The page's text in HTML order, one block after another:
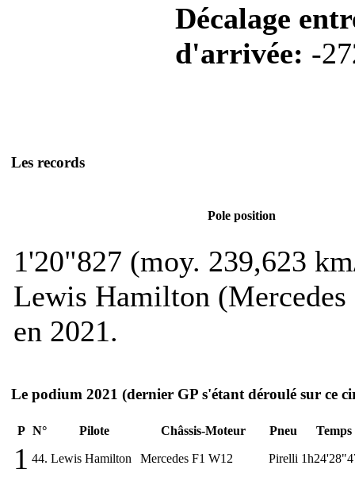
Décalage
d'arrivée: -
Les records
Pole position
1'20"827 (moy. 239,623
Lewis Hamilton (Mercedes
en 2021.
Le podium 2021 (dernier GP s'étant déroulé sur ce
P N° Pilote Châssis-Moteur Pneu Temps
1 44. Lewis Hamilton Mercedes F1 W12 Pirelli